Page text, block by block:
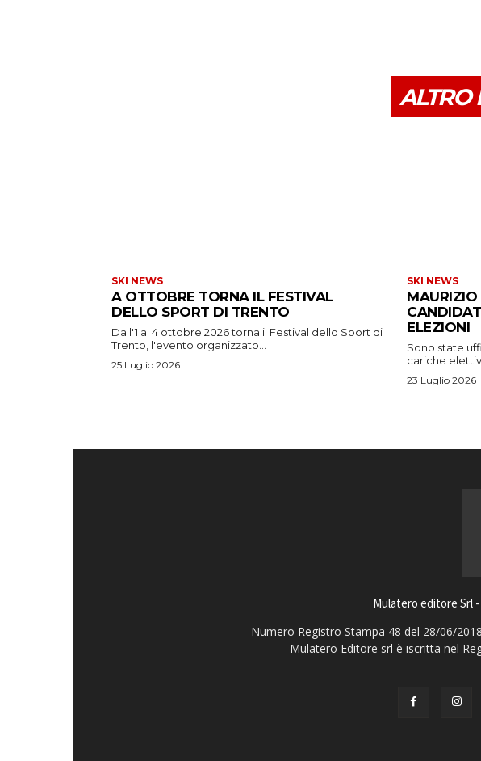
ALTRO
SKI NEWS
A OTTOBRE TORNA IL FESTIVAL
DELLO SPORT DI TRENTO
Dall'1 al 4 ottobre 2026 torna il Festival dello Sport di
Trento, l'evento organizzato...
25 Luglio 2026
SKI NEWS
MAURIZIO
ELEZIONI
Sono state
cariche
23 Luglio 2026
Mulatero editore Srl -
Numero Registro Stampa 48 del 28/06/
Mulatero Editore srl è iscritta nel